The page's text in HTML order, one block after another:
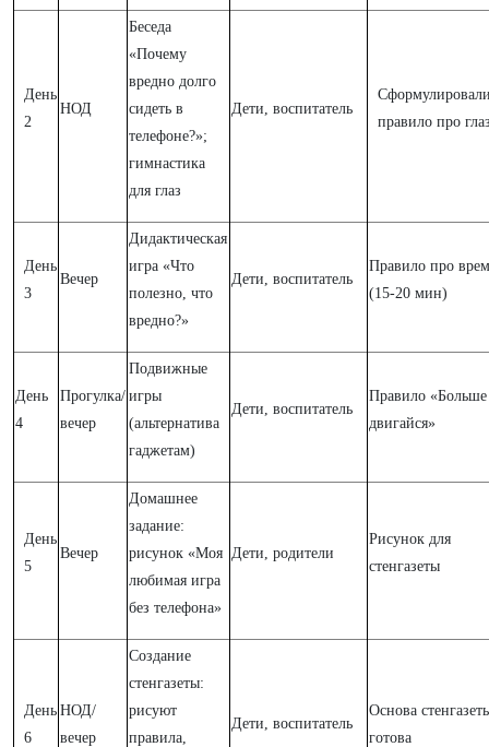
День
2
НОД
Беседа
«Почему
вредно долго
сидеть в
телефоне?»;
гимнастика
для глаз
Дети, воспитатель
правило про
День
3
Вечер
Дидактическая
игра «Что
полезно, что
вредно?»
Дети, воспитатель
Правило про
(15-20 мин)
День
4
Прогулка/
вечер
Подвижные
игры
(альтернатива
гаджетам)
Дети, воспитатель
Правило «Больше
двигайся»
День
5
Вечер
Домашнее
задание:
рисунок «Моя
любимая игра
без телефона»
Дети, родители
Рисунок для
стенгазеты
День
6
НОД/
вечер
Создание
стенгазеты:
рисуют
правила,
Дети, воспитатель
Основа
готова